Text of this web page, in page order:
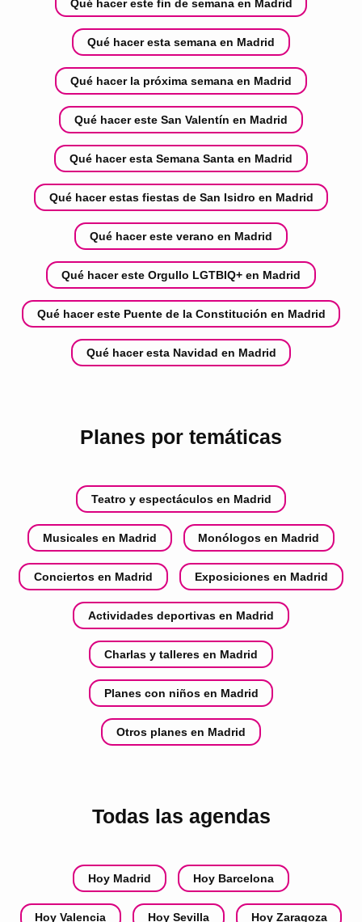
Qué hacer este fin de semana en Madrid
Qué hacer esta semana en Madrid
Qué hacer la próxima semana en Madrid
Qué hacer este San Valentín en Madrid
Qué hacer esta Semana Santa en Madrid
Qué hacer estas fiestas de San Isidro en Madrid
Qué hacer este verano en Madrid
Qué hacer este Orgullo LGTBIQ+ en Madrid
Qué hacer este Puente de la Constitución en Madrid
Qué hacer esta Navidad en Madrid
Planes por temáticas
Teatro y espectáculos en Madrid
Musicales en Madrid Monólogos en Madrid
Conciertos en Madrid Exposiciones en Madrid
Actividades deportivas en Madrid
Charlas y talleres en Madrid
Planes con niños en Madrid
Otros planes en Madrid
Todas las agendas
Hoy Madrid Hoy Barcelona
Hoy Valencia Hoy Sevilla Hoy Zaragoza